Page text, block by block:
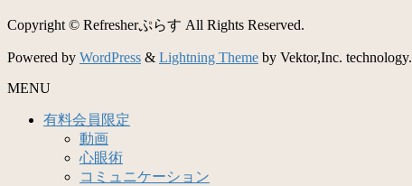
Copyright © Refresherぷらす All Rights Reserved.
Powered by WordPress & Lightning Theme by Vektor,Inc. technology.
MENU
有料会員限定
動画
心眼術
コミュニケーション